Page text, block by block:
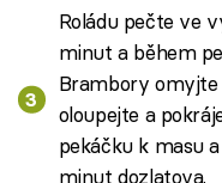
Roládu pečte ve
minut a během
Brambory
oloupejte a
pekáčku k masu
minut dozlatova.